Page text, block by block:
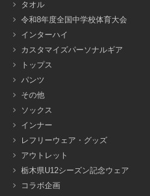
タオル
令和8年度全国中学校体育大会
インターハイ
カスタマイズパーソナルギア
トップス
パンツ
その他
ソックス
インナー
レフリーウェア・グッズ
アウトレット
栃木県U12シーズン記念ウェア
コラボ企画